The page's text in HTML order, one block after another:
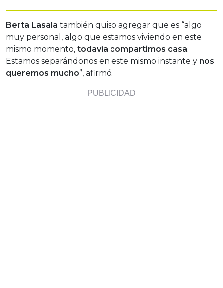
Berta Lasala también quiso agregar que es “algo
muy personal, algo que estamos viviendo en este
mismo momento, todavía compartimos casa.
Estamos separándonos en este mismo instante y nos
queremos mucho”, afirmó.